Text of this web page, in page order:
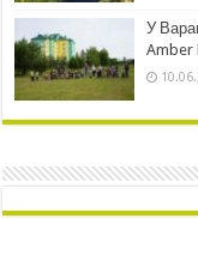
У
Amber